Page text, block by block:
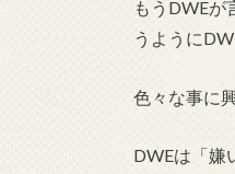
もうDWEが
うように
色々な事に
DWEは「嫌